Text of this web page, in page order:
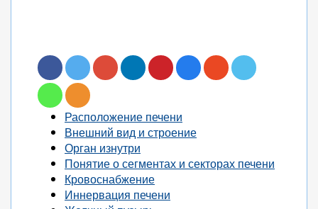
Расположение печени
Внешний вид и строение
Орган изнутри
Понятие о сегментах и секторах печени
Кровоснабжение
Иннервация печени